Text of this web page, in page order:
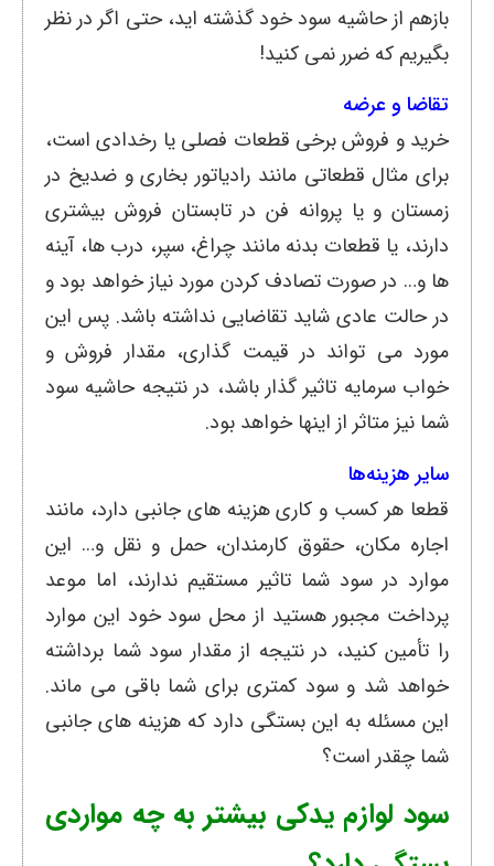
بازهم از حاشیه سود خود گذشته اید، حتی اگر در نظر
بگیریم که ضرر نمی کنید!
تقاضا و عرضه
خرید و فروش برخی قطعات فصلی یا رخدادی است،
برای مثال قطعاتی مانند رادیاتور بخاری و ضدیخ در
زمستان و یا پروانه فن در تابستان فروش بیشتری
دارند، یا قطعات بدنه مانند چراغ، سپر، درب ها، آینه
ها و… در صورت تصادف کردن مورد نیاز خواهد بود و
در حالت عادی شاید تقاضایی نداشته باشد. پس این
مورد می تواند در قیمت گذاری، مقدار فروش و
خواب سرمایه تاثیر گذار باشد، در نتیجه حاشیه سود
شما نیز متاثر از اینها خواهد بود.
سایر هزینه‌ها
قطعا هر کسب و کاری هزینه های جانبی دارد، مانند
اجاره مکان، حقوق کارمندان، حمل و نقل و… این
موارد در سود شما تاثیر مستقیم ندارند، اما موعد
پرداخت مجبور هستید از محل سود خود این موارد
را تأمین کنید، در نتیجه از مقدار سود شما برداشته
خواهد شد و سود کمتری برای شما باقی می ماند.
این مسئله به این بستگی دارد که هزینه های جانبی
شما چقدر است؟
سود لوازم یدکی بیشتر به چه مواردی